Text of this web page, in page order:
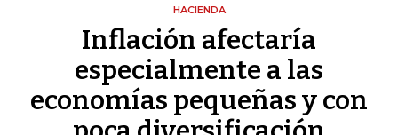
HACIENDA
Inflación afectaría
especialmente a las
economías pequeñas y con